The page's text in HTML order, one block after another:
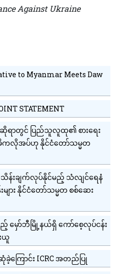
Against Ukraine
ခွန်ပြန်အမ်းခြင်းတရုတ်နိုင်ငံ တိုးမြှင့်
ငါးကြီးဆီဖြည့်စွက်ဆေးများ၏ဦးနှ
to Myanmar Meets Daw
STATEMENT
ရာတွင် ပြည်သူလူထု၏ စားရေး
ဓိကလိုအပ်ဟု နိုင်ငံတော်သမ္မတ
သိန်းချက်လုပ်နိုင်မည့် သံလျင်ရေနံ
ား နိုင်ငံတော်သမ္မတ စစ်ဆေး
မှော်ဘီမြို့နယ်ရှိ ကော်စေ့လုပ်ငန်း
ယူ
ကြောင်း ICRC အတည်ပြု